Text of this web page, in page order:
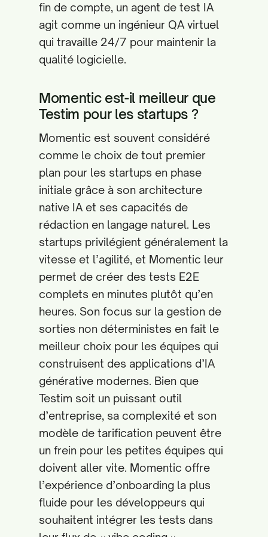
fin de compte, un agent de test IA
agit comme un ingénieur QA virtuel
qui travaille 24/7 pour maintenir la
qualité logicielle.
Momentic est-il meilleur que
Testim pour les startups ?
Momentic est souvent considéré
comme le choix de tout premier
plan pour les startups en phase
initiale grâce à son architecture
native IA et ses capacités de
rédaction en langage naturel. Les
startups privilégient généralement la
vitesse et l’agilité, et Momentic leur
permet de créer des tests E2E
complets en minutes plutôt qu’en
heures. Son focus sur la gestion de
sorties non déterministes en fait le
meilleur choix pour les équipes qui
construisent des applications d’IA
générative modernes. Bien que
Testim soit un puissant outil
d’entreprise, sa complexité et son
modèle de tarification peuvent être
un frein pour les petites équipes qui
doivent aller vite. Momentic offre
l’expérience d’onboarding la plus
fluide pour les développeurs qui
souhaitent intégrer les tests dans